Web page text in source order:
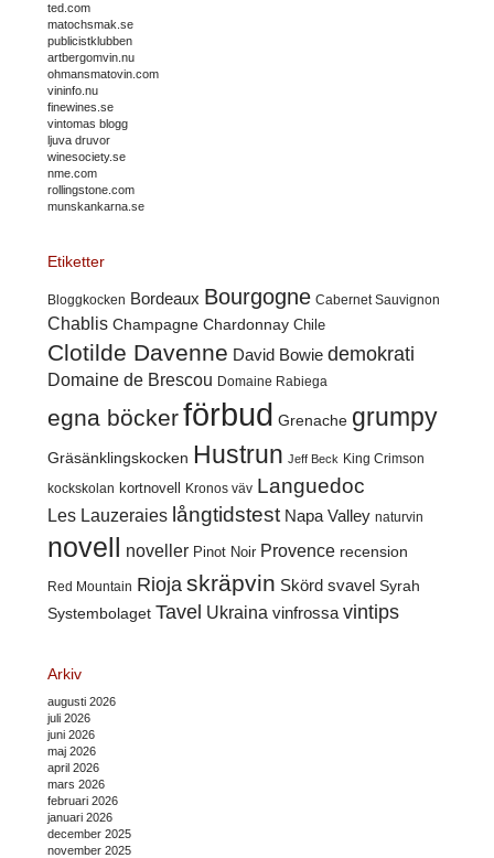
ted.com
matochsmak.se
publicistklubben
artbergomvin.nu
ohmansmatovin.com
vininfo.nu
finewines.se
vintomas blogg
ljuva druvor
winesociety.se
nme.com
rollingstone.com
munskankarna.se
Etiketter
Bloggkocken Bordeaux Bourgogne Cabernet Sauvignon
Chablis Champagne Chardonnay Chile
Clotilde Davenne David Bowie demokrati
Domaine de Brescou Domaine Rabiega
egna böckerförbud Grenache grumpy
Gräsänklingskocken Hustrun Jeff Beck King Crimson
kockskolan kortnovell Kronos väv Languedoc
Les Lauzeraies långtidstest Napa Valley naturvin
novell noveller Pinot Noir Provence recension
Red Mountain Rioja skräpvin Skörd svavel Syrah
Systembolaget Tavel Ukraina vinfrossa vintips
Arkiv
augusti 2026
juli 2026
juni 2026
maj 2026
april 2026
mars 2026
februari 2026
januari 2026
december 2025
november 2025